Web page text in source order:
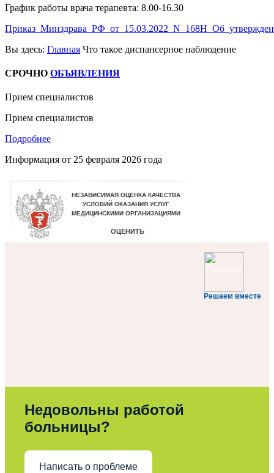
График работы врача терапевта: 8.00-16.30
Вы здесь: Главная Что такое диспансерное наблюдение
СРОЧНО ОБЪЯВЛЕНИЯ
Прием специалистов
Прием специалистов
Подробнее
Информация от 25 февраля 2026 года
Решаем вместе
Недовольны работой
больницы?
Написать о проблеме